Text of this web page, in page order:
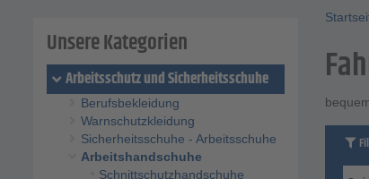
Unsere Kategorien
Arbeitsschutz und Sicherheitsschuhe
Berufsbekleidung
Warnschutzkleidung
Sicherheitsschuhe - Arbeitsschuhe
Arbeitshandschuhe
Schnittschutzhandschuhe